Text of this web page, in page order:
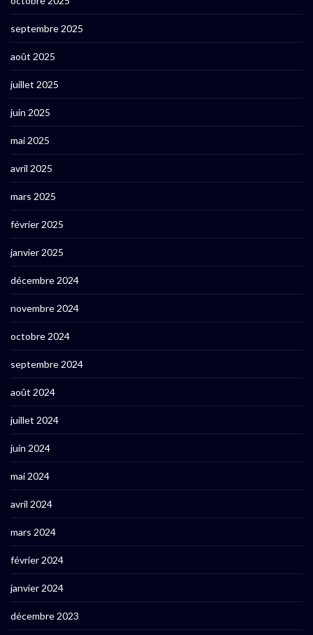
septembre 2025
août 2025
juillet 2025
juin 2025
mai 2025
avril 2025
mars 2025
février 2025
janvier 2025
décembre 2024
novembre 2024
octobre 2024
septembre 2024
août 2024
juillet 2024
juin 2024
mai 2024
avril 2024
mars 2024
février 2024
janvier 2024
décembre 2023